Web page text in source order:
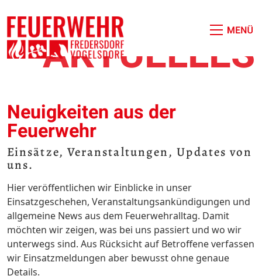
AKTUELLES
Neuigkeiten aus der
Feuerwehr
Einsätze, Veranstaltungen, Updates von
uns.
Hier veröffentlichen wir Einblicke in unser
Einsatzgeschehen, Veranstaltungsankündigungen und
allgemeine News aus dem Feuerwehralltag. Damit
möchten wir zeigen, was bei uns passiert und wo wir
unterwegs sind. Aus Rücksicht auf Betroffene verfassen
wir Einsatzmeldungen aber bewusst ohne genaue
Details.